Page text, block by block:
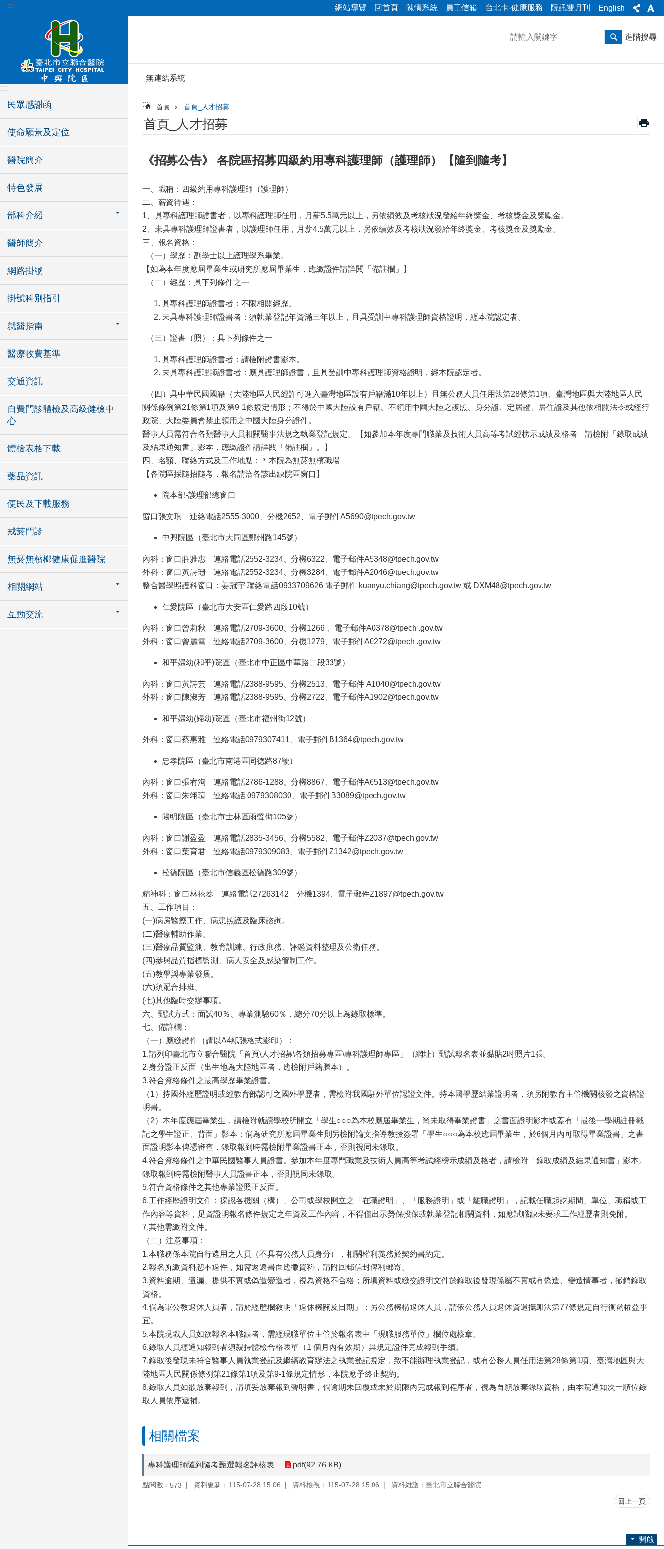
跳到主要內容區塊
::: 網站導覽 回首頁 陳情系統 員工信箱 台北卡-健康服務 院訊雙月刊 English
:::
民眾感謝函
使命願景及定位
醫院簡介
特色發展
部科介紹
醫師簡介
網路掛號
掛號科別指引
就醫指南
醫療收費基準
交通資訊
自費門診體檢及高級健檢中
心
體檢表格下載
藥品資訊
便民及下載服務
戒菸門診
無菸無檳榔健康促進醫院
相關網站
互動交流
進階搜尋
無連結系統
::: 首頁 首頁_人才招募
首頁_人才招募
《招募公告》 各院區招募四級約用專科護理師（護理師）【隨到隨考】
一、職稱：四級約用專科護理師（護理師）
二、薪資待遇：
1、具專科護理師證書者，以專科護理師任用，月薪5.5萬元以上，另依績效及考核狀況發給年終獎金、考核獎金及獎勵金。
2、未具專科護理師證書者，以護理師任用，月薪4.5萬元以上，另依績效及考核狀況發給年終獎金、考核獎金及獎勵金。
三、報名資格：
（一）學歷：副學士以上護理學系畢業。
【如為本年度應屆畢業生或研究所應屆畢業生，應繳證件請詳閱「備註欄」】
（二）經歷：具下列條件之一
具專科護理師證書者：不限相關經歷。
未具專科護理師證書者：須執業登記年資滿三年以上，且具受訓中專科護理師資格證明，經本院認定者。
（三）證書（照）：具下列條件之一
具專科護理師證書者：請檢附證書影本。
未具專科護理師證書者：應具護理師證書，且具受訓中專科護理師資格證明，經本院認定者。
（四）具中華民國國籍（大陸地區人民經許可進入臺灣地區設有戶籍滿10年以上）且無公務人員任用法第28條第1項、臺灣地區與大陸地區人民
關係條例第21條第1項及第9-1條規定情形；不得於中國大陸設有戶籍、不領用中國大陸之護照、身分證、定居證、居住證及其他依相關法令或經行
政院、大陸委員會禁止領用之中國大陸身分證件。
醫事人員需符合各類醫事人員相關醫事法規之執業登記規定。【如參加本年度專門職業及技術人員高等考試經榜示成績及格者，請檢附「錄取成績
及結果通知書」影本，應繳證件請詳閱「備註欄」。】
四、名額、聯絡方式及工作地點：＊本院為無菸無檳職場
【各院區採隨招隨考，報名請洽各該出缺院區窗口】
院本部-護理部總窗口
窗口張文琪 連絡電話2555-3000、分機2652、電子郵件A5690@tpech.gov.tw
中興院區（臺北市大同區鄭州路145號）
內科：窗口莊雅惠 連絡電話2552-3234、分機6322、電子郵件A5348@tpech.gov.tw
外科：窗口黃詩珊 連絡電話2552-3234、分機3284、電子郵件A2046@tpech.gov.tw
整合醫學照護科窗口：姜冠宇 聯絡電話0933709626 電子郵件 kuanyu.chiang@tpech.gov.tw 或 DXM48@tpech.gov.tw
仁愛院區（臺北市大安區仁愛路四段10號）
內科：窗口曾莉秋 連絡電話2709-3600、分機1266 、電子郵件A0378@tpech .gov.tw
外科：窗口曾麗雪 連絡電話2709-3600、分機1279、電子郵件A0272@tpech .gov.tw
和平婦幼(和平)院區（臺北市中正區中華路二段33號）
內科：窗口黃詩芸 連絡電話2388-9595、分機2513、電子郵件 A1040@tpech.gov.tw
外科：窗口陳淑芳 連絡電話2388-9595、分機2722、電子郵件A1902@tpech.gov.tw
和平婦幼(婦幼)院區（臺北市福州街12號）
外科：窗口蔡惠雅 連絡電話0979307411、電子郵件B1364@tpech.gov.tw
忠孝院區（臺北市南港區同德路87號）
內科：窗口張宥洵 連絡電話2786-1288、分機8867、電子郵件A6513@tpech.gov.tw
外科：窗口朱翊瑄 連絡電話 0979308030、電子郵件B3089@tpech.gov.tw
陽明院區（臺北市士林區雨聲街105號）
內科：窗口謝盈盈 連絡電話2835-3456、分機5582、電子郵件Z2037@tpech.gov.tw
外科：窗口葉育君 連絡電話0979309083、電子郵件Z1342@tpech.gov.tw
松德院區（臺北市信義區松德路309號）
精神科：窗口林禧蓁 連絡電話27263142、分機1394、電子郵件Z1897@tpech.gov.tw
五、工作項目：
(一)病房醫療工作、病患照護及臨床諮詢。
(二)醫療輔助作業。
(三)醫療品質監測、教育訓練、行政庶務、評鑑資料整理及公衛任務。
(四)參與品質指標監測、病人安全及感染管制工作。
(五)教學與專業發展。
(六)須配合排班。
(七)其他臨時交辦事項。
六、甄試方式：面試40％、專業測驗60％，總分70分以上為錄取標準。
七、備註欄：
（一）應繳證件（請以A4紙張格式影印）：
1.請列印臺北市立聯合醫院「首頁\人才招募\各類招募專區\專科護理師專區」（網址）甄試報名表並黏貼2吋照片1張。
2.身分證正反面（出生地為大陸地區者，應檢附戶籍謄本）。
3.符合資格條件之最高學歷畢業證書。
（1）持國外經歷證明或經教育部認可之國外學歷者，需檢附我國駐外單位認證文件。持本國學歷結業證明者，須另附教育主管機關核發之資格證
明書。
（2）本年度應屆畢業生，請檢附就讀學校所開立「學生○○○為本校應屆畢業生，尚未取得畢業證書」之書面證明影本或蓋有「最後一學期註冊戳
記之學生證正、背面」影本；倘為研究所應屆畢業生則另檢附論文指導教授簽署「學生○○○為本校應屆畢業生，於6個月內可取得畢業證書」之書
面證明影本俾憑審查，錄取報到時需檢附畢業證書正本，否則視同未錄取。
4.符合資格條件之中華民國醫事人員證書。參加本年度專門職業及技術人員高等考試經榜示成績及格者，請檢附「錄取成績及結果通知書」影本。
錄取報到時需檢附醫事人員證書正本，否則視同未錄取。
5.符合資格條件之其他專業證照正反面。
6.工作經歷證明文件：採認各機關（構）、公司或學校開立之「在職證明」、「服務證明」或「離職證明」，記載任職起訖期間、單位、職稱或工
作內容等資料，足資證明報名條件規定之年資及工作內容，不得僅出示勞保投保或執業登記相關資料，如應試職缺未要求工作經歷者則免附。
7.其他需繳附文件。
（二）注意事項：
1.本職務係本院自行遴用之人員（不具有公務人員身分），相關權利義務於契約書約定。
2.報名所繳資料恕不退件，如需返還書面應徵資料，請附回郵信封俾利郵寄。
3.資料逾期、遺漏、提供不實或偽造變造者，視為資格不合格；所填資料或繳交證明文件於錄取後發現係屬不實或有偽造、變造情事者，撤銷錄取
資格。
4.倘為軍公教退休人員者，請於經歷欄敘明「退休機關及日期」；另公務機構退休人員，請依公務人員退休資遣撫卹法第77條規定自行衡酌權益事
宜。
5.本院現職人員如欲報名本職缺者，需經現職單位主管於報名表中「現職服務單位」欄位處核章。
6.錄取人員經通知報到者須親持體檢合格表單（1 個月內有效期）與規定證件完成報到手續。
7.錄取後發現未符合醫事人員執業登記及繼續教育辦法之執業登記規定，致不能辦理執業登記，或有公務人員任用法第28條第1項、臺灣地區與大
陸地區人民關係條例第21條第1項及第9-1條規定情形，本院應予終止契約。
8.錄取人員如欲放棄報到，請填妥放棄報到聲明書，倘逾期未回覆或未於期限內完成報到程序者，視為自願放棄錄取資格，由本院通知次一順位錄
取人員依序遞補。
相關檔案
專科護理師隨到隨考甄選報名評核表 pdf(92.76 KB)
點閱數： 573 資料更新：115-07-28 15:06 資料檢視：115-07-28 15:06 資料維護：臺北市立聯合醫院
回上一頁
開啟